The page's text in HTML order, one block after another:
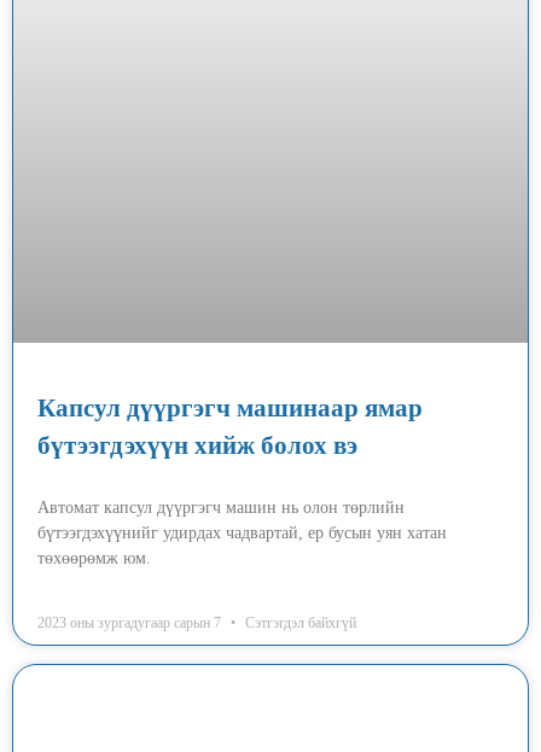
Капсул дүүргэгч машинаар ямар
бүтээгдэхүүн хийж болох вэ
Автомат капсул дүүргэгч машин нь олон төрлийн
бүтээгдэхүүнийг удирдах чадвартай, ер бусын уян хатан
төхөөрөмж юм.
2023 оны зургадугаар сарын 7 Сэтгэгдэл байхгүй